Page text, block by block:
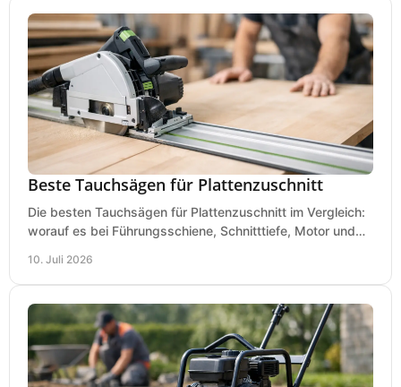
Beste Tauchsägen für Plattenzuschnitt
Die besten Tauchsägen für Plattenzuschnitt im Vergleich:
worauf es bei Führungsschiene, Schnitttiefe, Motor und
10. Juli 2026